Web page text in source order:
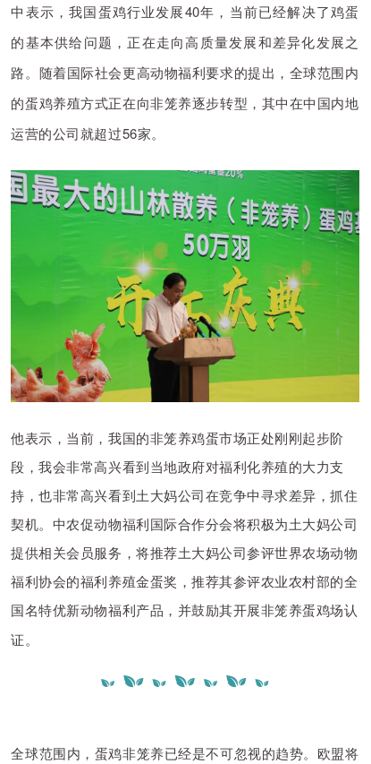
中表示，我国蛋鸡行业发展40年，当前已经解决了鸡蛋
的基本供给问题，正在走向高质量发展和差异化发展之
路。随着国际社会更高动物福利要求的提出，全球范围内
的蛋鸡养殖方式正在向非笼养逐步转型， 其中在中国内地
运营的公司就超过56家。
他表示， 当前，我国的非笼养鸡蛋市场正处刚刚起步阶
段，我会非常高兴看到当地政府对福利化养殖的大力支
持，也非常高兴看到土大妈公司在竞争中寻求差异，抓住
契机。 中农促动物福利国际合作分会将积极为土大妈公司
提供相关会员服务，将推荐土大妈公司参评世界农场动物
福利协会的福利养殖金蛋奖，推荐其参评农业农村部的全
国名特优新动物福利产品，并鼓励其开展非笼养蛋鸡场认
证。
全球范围内，蛋鸡非笼养已经是不可忽视的趋势。欧盟将